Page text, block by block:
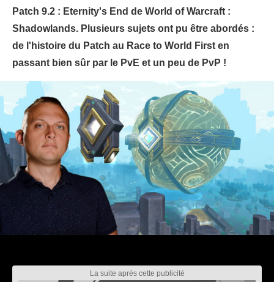
Patch 9.2 : Eternity's End de World of Warcraft :
Shadowlands. Plusieurs sujets ont pu être abordés :
de l'histoire du Patch au Race to World First en
passant bien sûr par le PvE et un peu de PvP !